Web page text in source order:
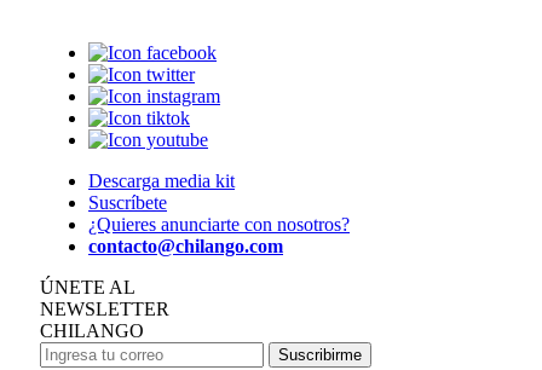
Descarga media kit
Suscríbete
¿Quieres anunciarte con nosotros?
contacto@chilango.com
ÚNETE AL
NEWSLETTER
CHILANGO
Suscribirme